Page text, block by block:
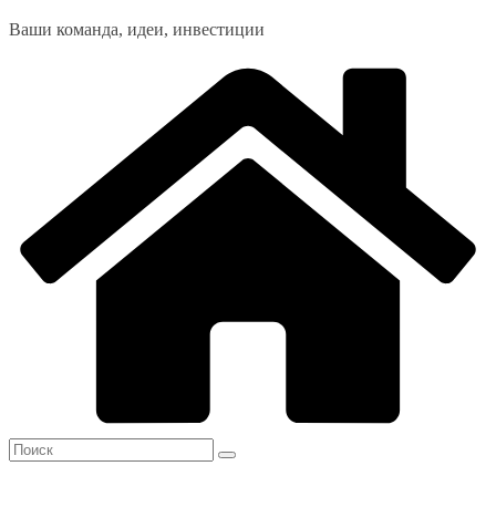
Ваши команда, идеи, инвестиции